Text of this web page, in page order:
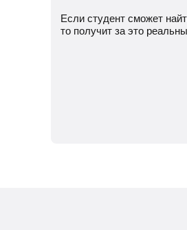
Если студент сможет
то получит за это